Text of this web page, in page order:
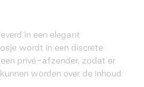
in een elegant
wordt in een discrete
privé-afzender, zodat er
worden over de inhoud